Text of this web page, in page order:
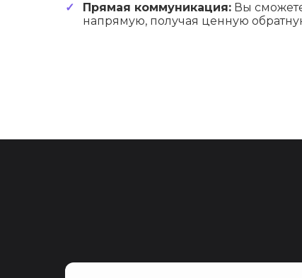
Прямая коммуникация: Вы
напрямую, получая ценную